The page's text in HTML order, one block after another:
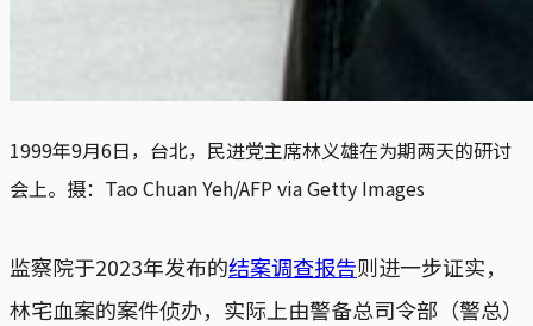
1999年9月6日，台北，民进党主席林义雄在为期两天的研讨
会上。摄：Tao Chuan Yeh/AFP via Getty Images
监察院于2023年发布的结案调查报告则进一步证实，
林宅血案的案件侦办，实际上由警备总司令部（警总）